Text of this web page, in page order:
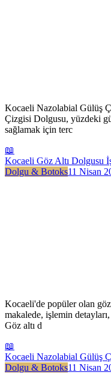
Kocaeli Nazolabial Gülüş
Çizgisi Dolgusu, yüzdeki
sağlamak için terc
📖
Kocaeli Göz Altı Dolgusu
Dolgu & Botoks11 Nisan
Kocaeli'de popüler olan
makalede, işlemin
Göz altı d
📖
Kocaeli Nazolabial Gülüş
Dolgu & Botoks11 Nisan